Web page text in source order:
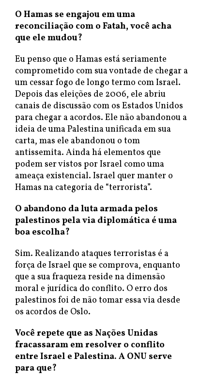
O Hamas se engajou em uma
reconciliação com o Fatah, você acha
que ele mudou?
Eu penso que o Hamas está seriamente
comprometido com sua vontade de chegar a
um cessar fogo de longo termo com Israel.
Depois das eleições de 2006, ele abriu
canais de discussão com os Estados Unidos
para chegar a acordos. Ele não abandonou a
ideia de uma Palestina unificada em sua
carta, mas ele abandonou o tom
antissemita. Ainda há elementos que
podem ser vistos por Israel como uma
ameaça existencial. Israel quer manter o
Hamas na categoria de “terrorista”.
O abandono da luta armada pelos
palestinos pela via diplomática é uma
boa escolha?
Sim. Realizando ataques terroristas é a
força de Israel que se comprova, enquanto
que a sua fraqueza reside na dimensão
moral e jurídica do conflito. O erro dos
palestinos foi de não tomar essa via desde
os acordos de Oslo.
Você repete que as Nações Unidas
fracassaram em resolver o conflito
entre Israel e Palestina. A ONU serve
para que?